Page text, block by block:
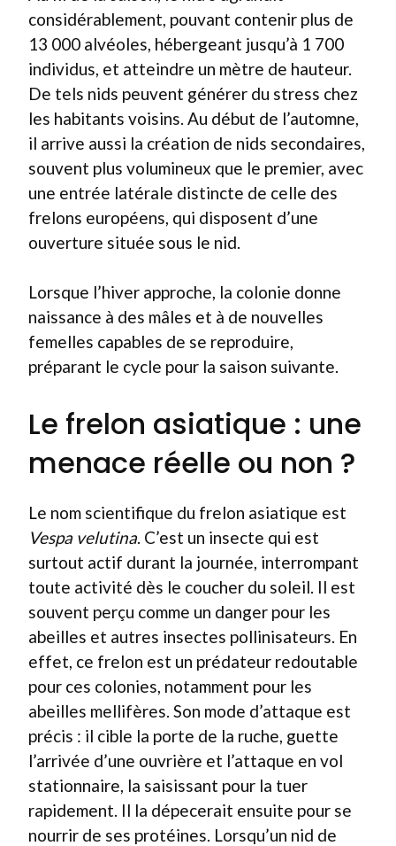
considérablement, pouvant contenir plus de
13 000 alvéoles, hébergeant jusqu’à 1 700
individus, et atteindre un mètre de hauteur.
De tels nids peuvent générer du stress chez
les habitants voisins. Au début de l’automne,
il arrive aussi la création de nids secondaires,
souvent plus volumineux que le premier, avec
une entrée latérale distincte de celle des
frelons européens, qui disposent d’une
ouverture située sous le nid.
Lorsque l’hiver approche, la colonie donne
naissance à des mâles et à de nouvelles
femelles capables de se reproduire,
préparant le cycle pour la saison suivante.
Le frelon asiatique : une
menace réelle ou non ?
Le nom scientifique du frelon asiatique est
Vespa velutina. C’est un insecte qui est
surtout actif durant la journée, interrompant
toute activité dès le coucher du soleil. Il est
souvent perçu comme un danger pour les
abeilles et autres insectes pollinisateurs. En
effet, ce frelon est un prédateur redoutable
pour ces colonies, notamment pour les
abeilles mellifères. Son mode d’attaque est
précis : il cible la porte de la ruche, guette
l’arrivée d’une ouvrière et l’attaque en vol
stationnaire, la saisissant pour la tuer
rapidement. Il la dépecerait ensuite pour se
nourrir de ses protéines. Lorsqu’un nid de